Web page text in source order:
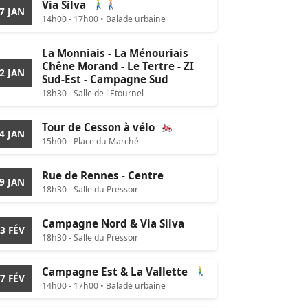
JAN Via Silva
14h00 - 17h00 • Balade urbaine
JAN
La Monniais - La Ménouriais
Chêne Morand - Le Tertre - ZI
Sud-Est - Campagne Sud
18h30 - Salle de l'Étournel
JAN Tour de Cesson à vélo
15h00 - Place du Marché
JAN Rue de Rennes - Centre
18h30 - Salle du Pressoir
FÉV Campagne Nord & Via Silva
18h30 - Salle du Pressoir
FÉV Campagne Est & La Vallette
14h00 - 17h00 • Balade urbaine